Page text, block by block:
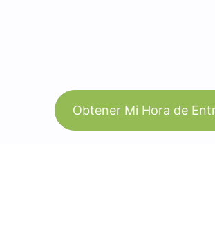
Obtener Mi Hora de